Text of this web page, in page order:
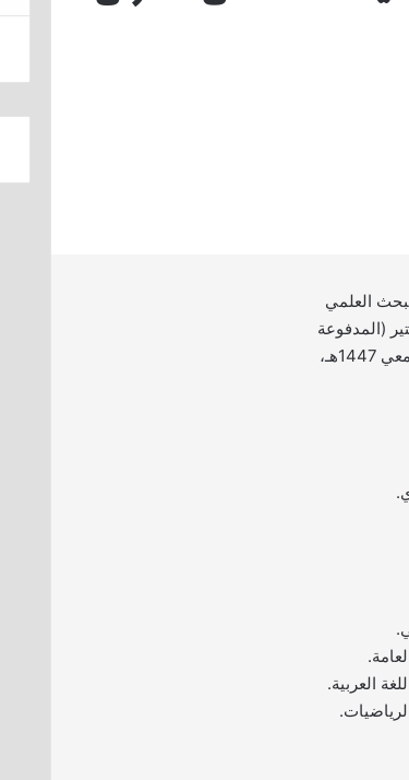
العلمي
(المدفوعة
والمجانية) للفصل الأول من العام الجامعي 1447هـ،
العربية.